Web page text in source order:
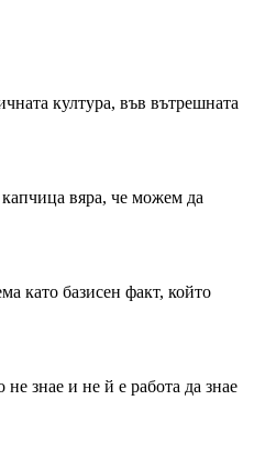
култура, във вътрешната
вяра, че можем да
като базисен факт, който
знае и не й е работа да знае